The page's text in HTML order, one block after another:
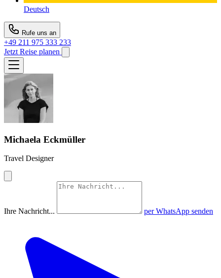
Deutsch
Rufe uns an
+49 211 975 333 233
Jetzt Reise planen
Michaela Eckmüller
Travel Designer
Ihre Nachricht... per WhatsApp senden